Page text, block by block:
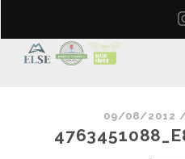
09/08/2012